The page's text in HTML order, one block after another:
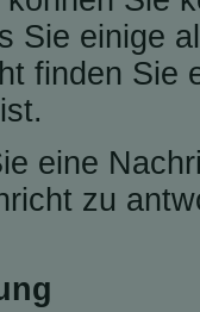
Sie einige
finden Sie
eine
zu